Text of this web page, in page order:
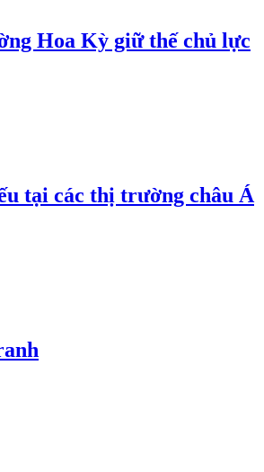
Hoa Kỳ giữ thế chủ lực
tại các thị trường châu Á